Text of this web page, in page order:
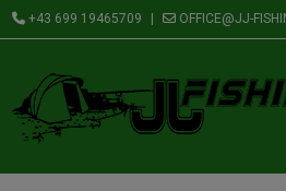
+43 699 19465709 OFFICE@JJ-